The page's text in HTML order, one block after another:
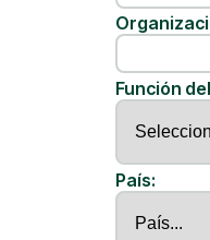
Función
País: